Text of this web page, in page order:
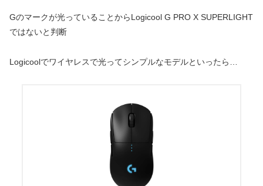
Gのマークが光っていることからLogicool G PRO X SUPERLIGHT
ではないと判断
Logicoolでワイヤレスで光ってシンプルなモデルといったら…